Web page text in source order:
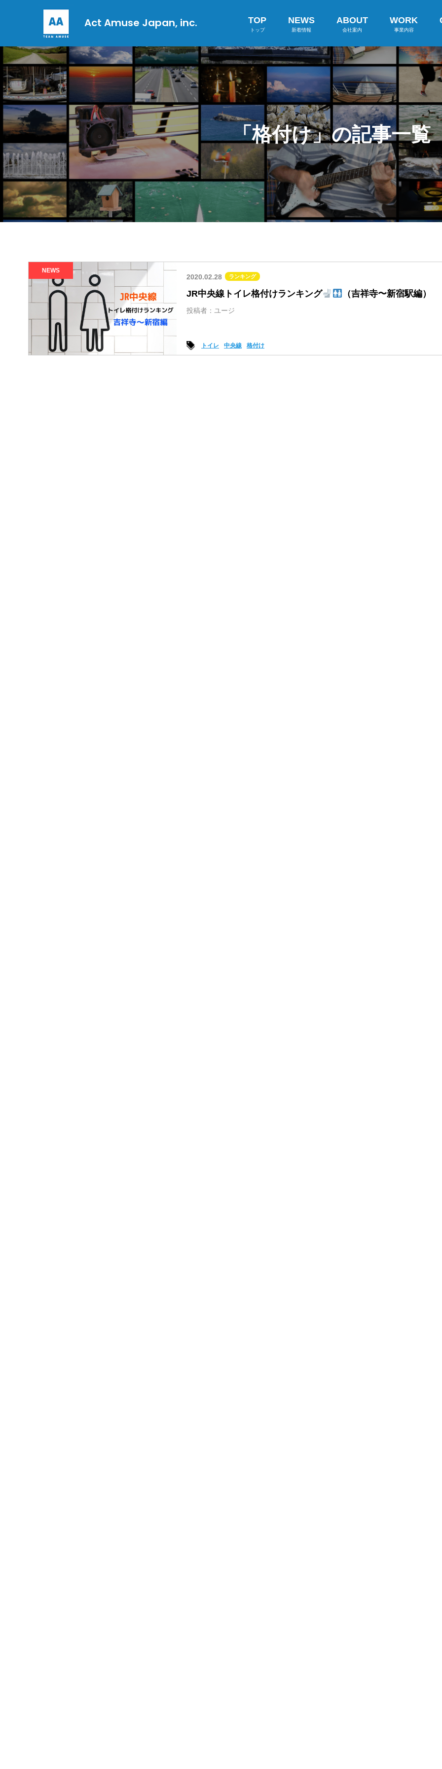
Act Amuse Japan, inc. TOP
トップ
NEWS
新着情報
ABOUT
会社案内
WORK
事業内容
「格付け」の記事一覧
NEWS
2020.02.28 ランキング
JR中央線トイレ格付けランキング （吉祥寺〜新宿駅編）
投稿者：ユージ
トイレ 中央線 格付け